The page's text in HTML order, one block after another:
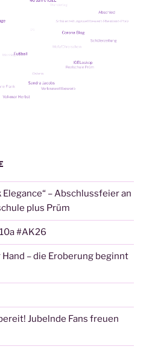
Elegance“ – Abschlussfeier an
plus Prüm
#AK26
– die Eroberung beginnt
Jubelnde Fans freuen